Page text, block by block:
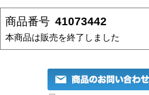
商品番号 41073442
本商品は販売を終了しました